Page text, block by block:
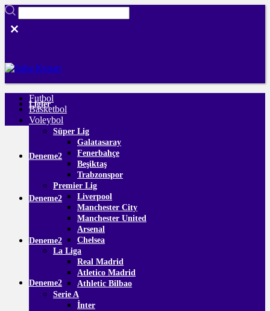
Ligler
Süper Lig
Galatasaray
Fenerbahçe
Beşiktaş
Trabzonspor
Premier Lig
Liverpool
Manchester City
Manchester United
Arsenal
Chelsea
La Liga
Real Madrid
Atletico Madrid
Athletic Bilbao
Serie A
İnter
Futbol
Basketbol
Voleybol
Deneme2
Deneme2
Deneme2
Deneme2